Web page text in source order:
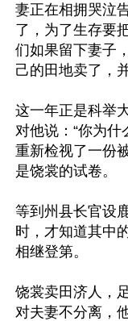
妻正在相拥哭泣
了，为了生存要
们如果留下妻子
己的田地卖了，
这一年正是科举
对他说：“你为什
重新检视了一份
是饶裳的试卷。
等到州县长官设
时，才知道其中
相继登第。
饶裳卖田济人，
对夫妻不分离，